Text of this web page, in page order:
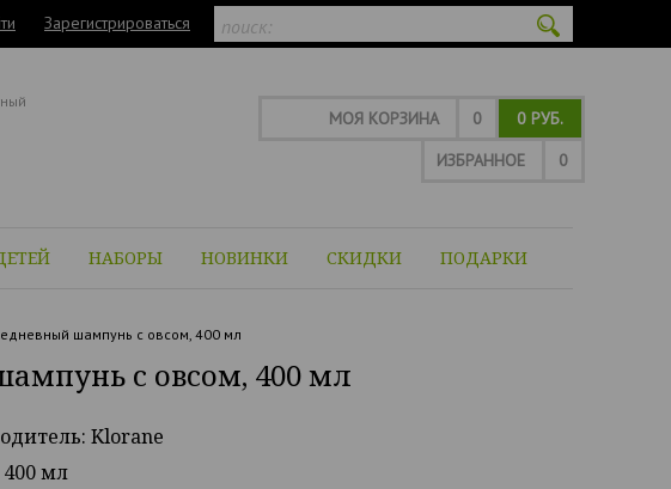
Зарегистрироваться
МОЯ КОРЗИНА 0
0 РУБ.
ИЗБРАННОЕ
0
НАБОРЫ НОВИНКИ СКИДКИ ПОДАРКИ
шампунь с овсом, 400 мл
с овсом, 400 мл
Klorane
мл